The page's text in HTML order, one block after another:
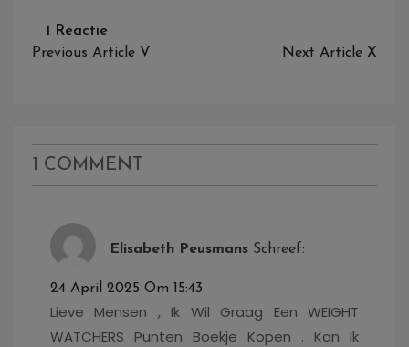
1 Reactie
W
Bericht
Previous Article V Next Article X
1 COMMENT
Elisabeth Peusmans Schreef:
24 April 2025 Om 15:43
Lieve Mensen , Ik Wil Graag Een WEIGHT
WATCHERS Punten Boekje Kopen . Kan Ik